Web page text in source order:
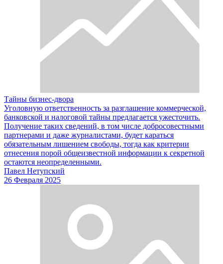
Тайны бизнес-двора
Уголовную ответственность за разглашение коммерческой,
банковской и налоговой тайны предлагается ужесточить.
Получение таких сведений, в том числе добросовестными
партнерами и даже журналистами, будет караться
обязательным лишением свободы, тогда как критерии
отнесения порой общеизвестной информации к секретной
остаются неопределенными.
Павел Нетупский
26 Февраля 2025